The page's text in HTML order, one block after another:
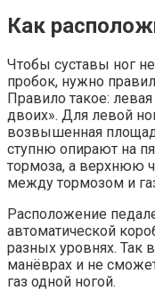
Как
Чтобы суставы ног
пробок, нужно
Правило такое:
двоих». Для левой
возвышенная
ступню опирают на
тормоза, а верхнюю
между тормозом и
Расположение
автоматической
разных уровнях. Так
манёврах и не
газ одной ногой.